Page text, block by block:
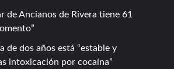
de Ancianos de Rivera tiene 61
de dos años está “estable y
intoxicación por cocaína